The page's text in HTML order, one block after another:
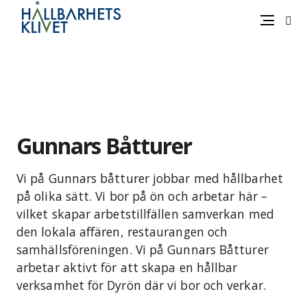
Sök
Gunnars Båtturer
Vi på Gunnars båtturer jobbar med hållbarhet
på olika sätt. Vi bor på ön och arbetar här –
vilket skapar arbetstillfällen samverkan med
den lokala affären, restaurangen och
samhällsföreningen. Vi på Gunnars Båtturer
arbetar aktivt för att skapa en hållbar
verksamhet för Dyrön där vi bor och verkar.